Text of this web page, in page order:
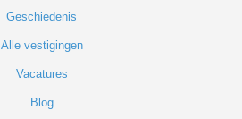
Geschiedenis
Alle vestigingen
Vacatures
Blog